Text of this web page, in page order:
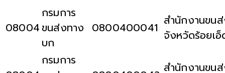
08004
กรมการ
ขนส่งทาง
บก
0800400041 สำนักงานขน
จังหวัดร้อยเอ็
กรมการ
สำนักงานขน